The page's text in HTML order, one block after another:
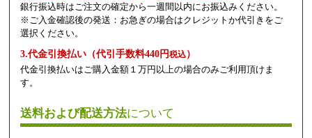
銀行振込時はご注文の確定から一週間以内にお振込みください。
※ご入金確認後の発送：お急ぎの場合はクレジットか代引きをご
選択ください。
3.代金引換払い（代引手数料440円税込）
代金引換払いはご購入金額１万円以上の場合のみご利用頂けま
す。
送料および配送方法について